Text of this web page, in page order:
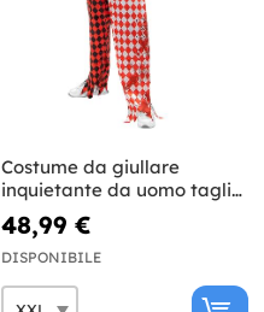
Costume da giullare
inquietante da uomo taglie
forti
48,99 €
DISPONIBILE